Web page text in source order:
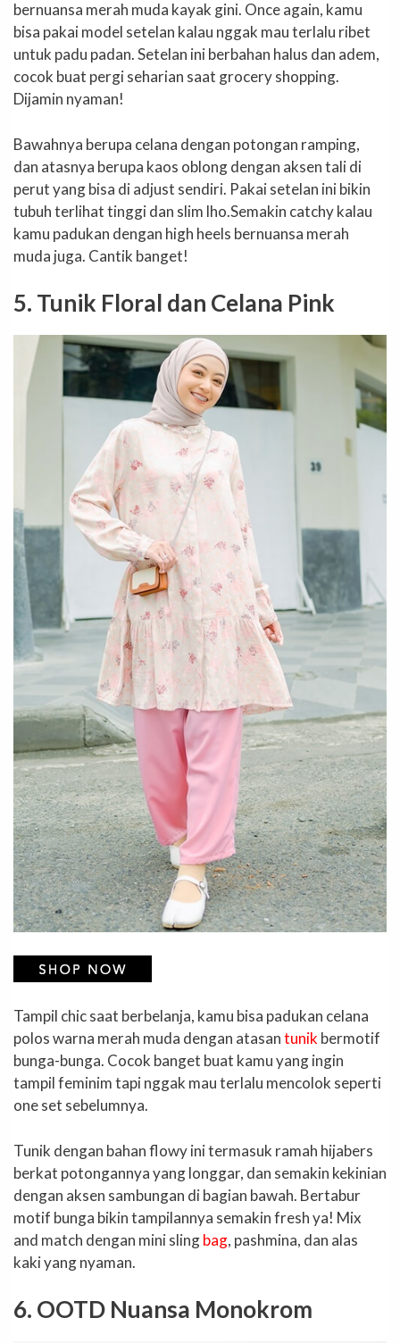
bernuansa merah muda kayak gini. Once again, kamu
bisa pakai model setelan kalau nggak mau terlalu ribet
untuk padu padan. Setelan ini berbahan halus dan adem,
cocok buat pergi seharian saat grocery shopping.
Dijamin nyaman!
Bawahnya berupa celana dengan potongan ramping,
dan atasnya berupa kaos oblong dengan aksen tali di
perut yang bisa di adjust sendiri. Pakai setelan ini bikin
tubuh terlihat tinggi dan slim lho.Semakin catchy kalau
kamu padukan dengan high heels bernuansa merah
muda juga. Cantik banget!
5. Tunik Floral dan Celana Pink
Tampil chic saat berbelanja, kamu bisa padukan celana
polos warna merah muda dengan atasantunik bermotif
bunga-bunga. Cocok banget buat kamu yang ingin
tampil feminim tapi nggak mau terlalu mencolok seperti
one set sebelumnya.
Tunik dengan bahan flowy ini termasuk ramah hijabers
berkat potongannya yang longgar, dan semakin kekinian
dengan aksen sambungan di bagian bawah. Bertabur
motif bunga bikin tampilannya semakin fresh ya! Mix
and match dengan mini slingbag, pashmina, dan alas
kaki yang nyaman.
6. OOTD Nuansa Monokrom